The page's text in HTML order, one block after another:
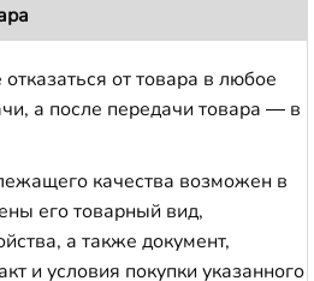
от товара в любое
а после передачи товара — в
качества возможен в
его товарный вид,
а также документ,
и условия покупки указанного